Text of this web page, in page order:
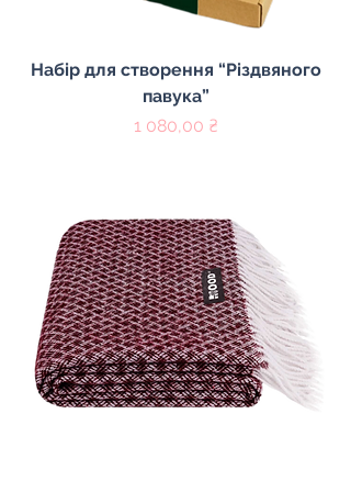
Набір для створення “Різдвяного
павука”
Цена
1 080,00 ₴